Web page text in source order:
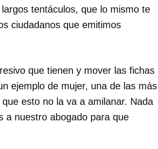
tentáculos, que lo mismo te
ciudadanos que emitimos
que tienen y mover las fichas
ejemplo de mujer, una de las más
esto no la va a amilanar. Nada
a nuestro abogado para que